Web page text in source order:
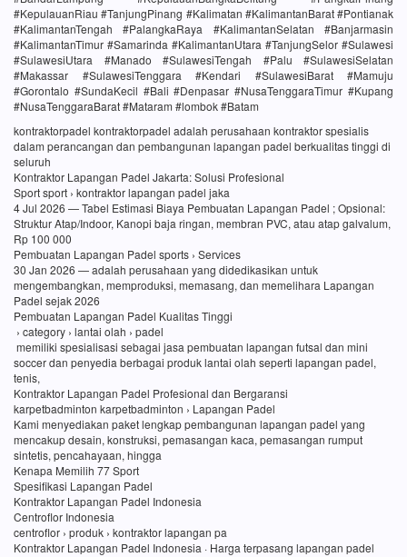
#KepulauanRiau #TanjungPinang #Kalimatan #KalimantanBarat #Pontianak
#KalimantanTengah #PalangkaRaya #KalimantanSelatan #Banjarmasin
#KalimantanTimur #Samarinda #KalimantanUtara #TanjungSelor #Sulawesi
#SulawesiUtara #Manado #SulawesiTengah #Palu #SulawesiSelatan
#Makassar #SulawesiTenggara #Kendari #SulawesiBarat #Mamuju
#Gorontalo #SundaKecil #Bali #Denpasar #NusaTenggaraTimur #Kupang
#NusaTenggaraBarat #Mataram #lombok #Batam
kontraktorpadel kontraktorpadel adalah perusahaan kontraktor spesialis
dalam perancangan dan pembangunan lapangan padel berkualitas tinggi di
seluruh
Kontraktor Lapangan Padel Jakarta: Solusi Profesional
Sport sport › kontraktor lapangan padel jaka
4 Jul 2026 — Tabel Estimasi Biaya Pembuatan Lapangan Padel ; Opsional:
Struktur Atap/Indoor, Kanopi baja ringan, membran PVC, atau atap galvalum,
Rp 100 000
Pembuatan Lapangan Padel sports › Services
30 Jan 2026 — adalah perusahaan yang didedikasikan untuk
mengembangkan, memproduksi, memasang, dan memelihara Lapangan
Padel sejak 2026
Pembuatan Lapangan Padel Kualitas Tinggi
› category › lantai olah › padel
memiliki spesialisasi sebagai jasa pembuatan lapangan futsal dan mini
soccer dan penyedia berbagai produk lantai olah seperti lapangan padel,
tenis,
Kontraktor Lapangan Padel Profesional dan Bergaransi
karpetbadminton karpetbadminton › Lapangan Padel
Kami menyediakan paket lengkap pembangunan lapangan padel yang
mencakup desain, konstruksi, pemasangan kaca, pemasangan rumput
sintetis, pencahayaan, hingga
Kenapa Memilih 77 Sport
Spesifikasi Lapangan Padel
Kontraktor Lapangan Padel Indonesia
Centroflor Indonesia
centroflor › produk › kontraktor lapangan pa
Kontraktor Lapangan Padel Indonesia · Harga terpasang lapangan padel